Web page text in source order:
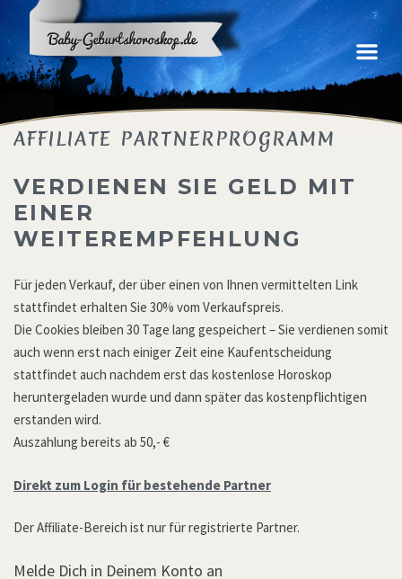
Online
Horoskop
kostenlos
erstellen
AFFILIATE PARTNERPROGRAMM
VERDIENEN SIE GELD MIT
EINER
WEITEREMPFEHLUNG
Für jeden Verkauf, der über einen von Ihnen vermittelten Link
stattfindet erhalten Sie 30% vom Verkaufspreis.
Die Cookies bleiben 30 Tage lang gespeichert – Sie verdienen somit
auch wenn erst nach einiger Zeit eine Kaufentscheidung
stattfindet auch nachdem erst das kostenlose Horoskop
heruntergeladen wurde und dann später das kostenpflichtigen
erstanden wird.
Auszahlung bereits ab 50,- €
Direkt zum Login für bestehende Partner
Der Affiliate-Bereich ist nur für registrierte Partner.
Melde Dich in Deinem Konto an